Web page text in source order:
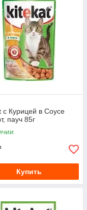
с Курицей в Соусе
пауч 85г
Купить